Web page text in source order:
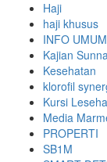
Haji
haji khusus
INFO UMUM
Kajian
Kesehatan
klorofil
Kursi
Media
PROPERTI
SB1M